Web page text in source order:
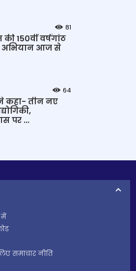
81
150वीं वर्षगांठ
अभियान आज से
64
कहा- तीन नए
पर ...
में
समाचार नीति